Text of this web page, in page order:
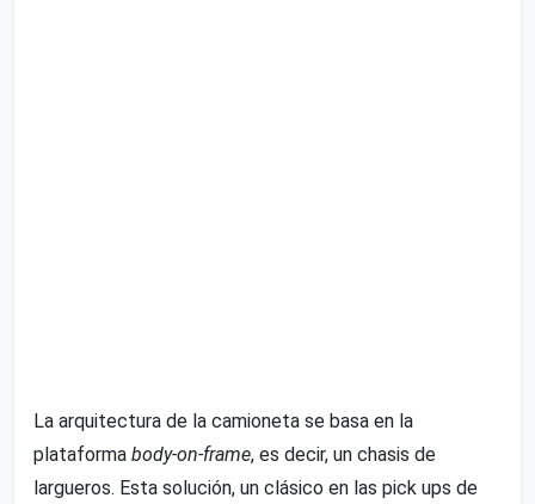
La arquitectura de la camioneta se basa en la
plataforma body-on-frame, es decir, un chasis de
largueros. Esta solución, un clásico en las pick ups de